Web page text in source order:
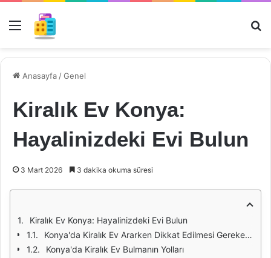
Menü
Anasayfa /Genel
Kiralık Ev Konya:
Hayalinizdeki Evi Bulun
3 Mart 2026 3 dakika okuma süresi
Kiralık Ev Konya: Hayalinizdeki Evi Bulun
Konya'da Kiralık Ev Ararken Dikkat Edilmesi Gerekenler
Konya'da Kiralık Ev Bulmanın Yolları